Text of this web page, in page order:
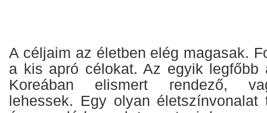
A céljaim az életben elég magasak.
a kis apró célokat. Az egyik legfőbb
Koreában elismert rendező,
lehessek. Egy olyan életszínvonalat